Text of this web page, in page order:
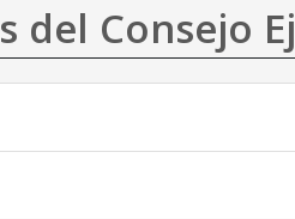
del Consejo